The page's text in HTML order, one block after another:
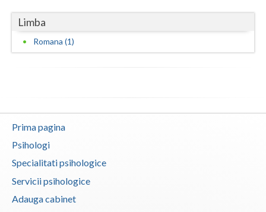
Vaslui
Vrancea
Evaluarea in scopul avizarii psihologice pentru... (1)
Evaluarea psihologica a personalului in vederea... (1)
Examinare si avizare psihologica in vederea obt... (1)
Examinare si avizare psihologica in vederea obt... (1)
Examinari psihologice in vederea evaluarii depr... (1)
Examinari psihologice in vederea evaluarii star... (1)
Examinari psihologice in vederea obtinerii pens... (1)
Limba
Romana (1)
Prima pagina
Psihologi
Specialitati psihologice
Servicii psihologice
Adauga cabinet